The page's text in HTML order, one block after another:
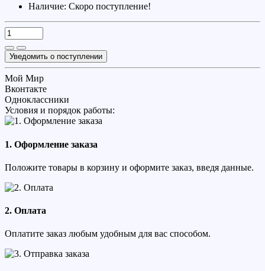
Наличие: Скоро поступление!
Уведомить о поступлении
Мой Мир
Вконтакте
Одноклассники
Условия и порядок работы:
1. Оформление заказа
Положите товары в корзину и оформите заказ, введя данные.
2. Оплата
Оплатите заказ любым удобным для вас способом.